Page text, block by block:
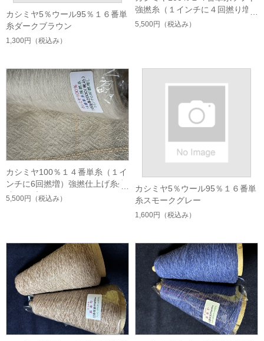
カシミヤ5％ウール95％１６番単
糸ダークブラウン
1,300円 （税込み）
強撚糸（１インチに４回撚り増
し）
5,500円 （税込み）
カシミヤ100％１４番単糸（１イ
ンチに6回撚増）強撚仕上げ糸生
成り 在庫のみ
5,500円 （税込み）
カシミヤ5％ウール95％１６番単
糸スモークグレー
1,600円 （税込み）